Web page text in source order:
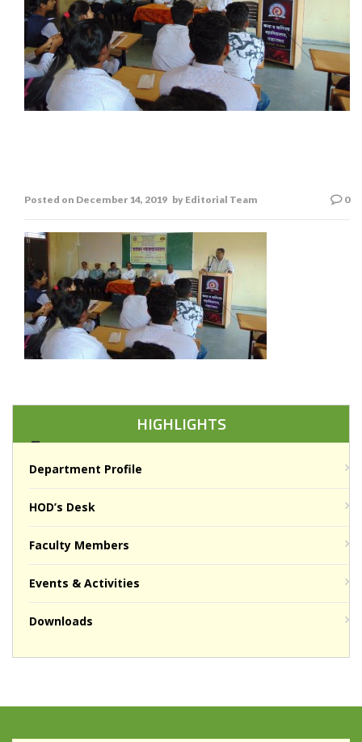
Posted on December 14, 2019 by Editorial Team 0
HIGHLIGHTS
Department Profile
HOD’s Desk
Faculty Members
Events & Activities
Downloads